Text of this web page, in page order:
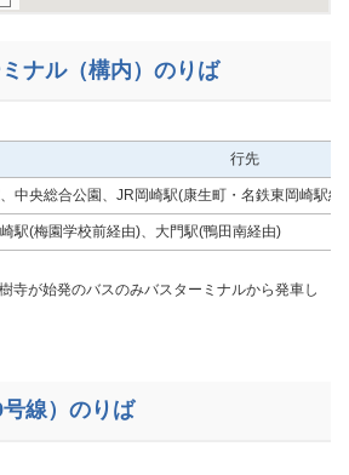
ナル（構内）のりば
行先
中央総合公園、JR岡崎駅(康生町・名鉄東岡崎駅
駅(梅園学校前経由)、大門駅(鴨田南経由)
寺が始発のバスのみバスターミナルから発車し
線）のりば